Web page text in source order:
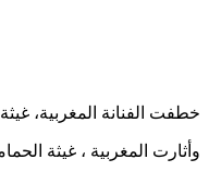
خطفت الفنانة المغربية،
وأثارت المغربية ، غيثة